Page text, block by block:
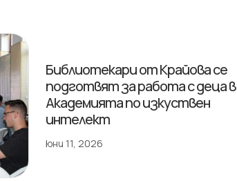
Библиотекари от Крайова се
подготвят за работа с деца в
Академията по изкуствен
интелект
юни 11, 2026